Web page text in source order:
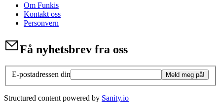
Om Funkis
Kontakt oss
Personvern
Få nyhetsbrev fra oss
E-postadressen din Meld meg på!
Structured content powered by Sanity.io